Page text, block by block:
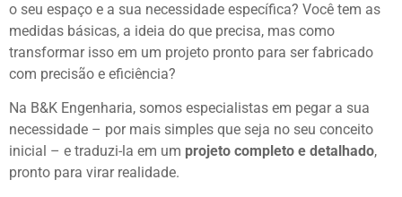
o seu espaço e a sua necessidade específica? Você tem as
medidas básicas, a ideia do que precisa, mas como
transformar isso em um projeto pronto para ser fabricado
com precisão e eficiência?
Na B&K Engenharia, somos especialistas em pegar a sua
necessidade – por mais simples que seja no seu conceito
inicial – e traduzi-la em um projeto completo e detalhado,
pronto para virar realidade.